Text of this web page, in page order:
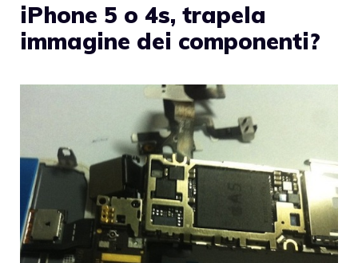
iPhone 5 o 4s, trapela
immagine dei componenti?